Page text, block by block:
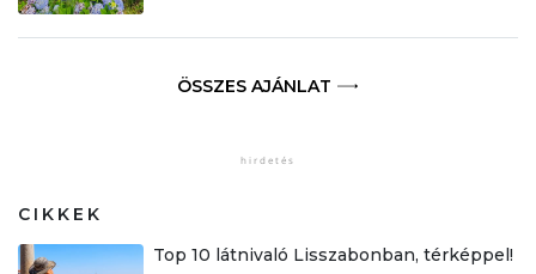
ÖSSZES AJÁNLAT
CIKKEK
Top 10 látnivaló Lisszabonban, térképpel!